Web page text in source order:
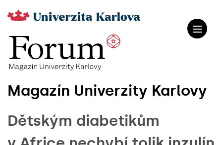
Magazín Univerzity Karlovy
Dětským diabetikům